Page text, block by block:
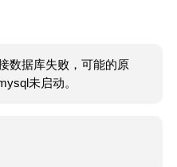
数据库失败，可能的原
未启动。